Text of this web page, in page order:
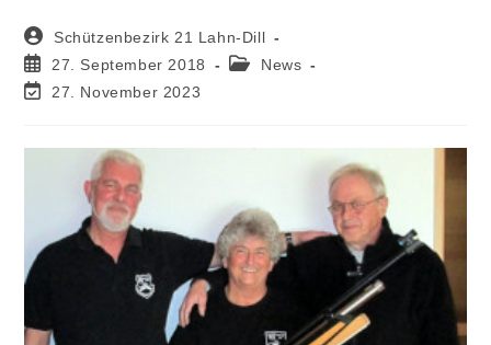
Schützenbezirk 21 Lahn-Dill
27. September 2018
News
27. November 2023